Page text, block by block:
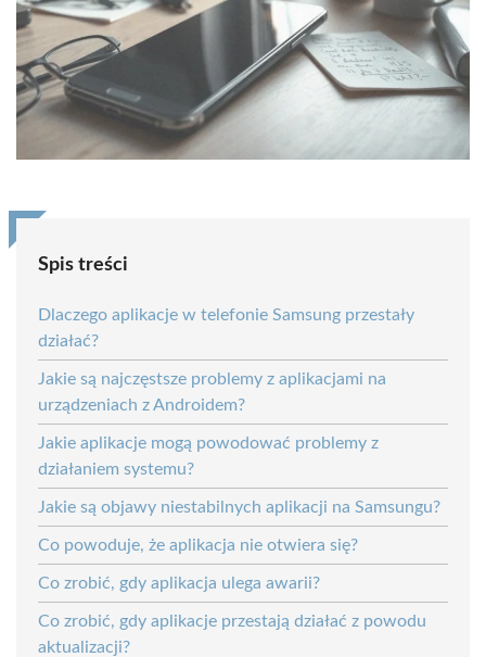
Spis treści
Dlaczego aplikacje w telefonie Samsung przestały
działać?
Jakie są najczęstsze problemy z aplikacjami na
urządzeniach z Androidem?
Jakie aplikacje mogą powodować problemy z
działaniem systemu?
Jakie są objawy niestabilnych aplikacji na Samsungu?
Co powoduje, że aplikacja nie otwiera się?
Co zrobić, gdy aplikacja ulega awarii?
Co zrobić, gdy aplikacje przestają działać z powodu
aktualizacji?